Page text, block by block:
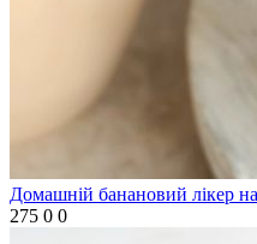
Домашній банановий лікер на
275 0 0